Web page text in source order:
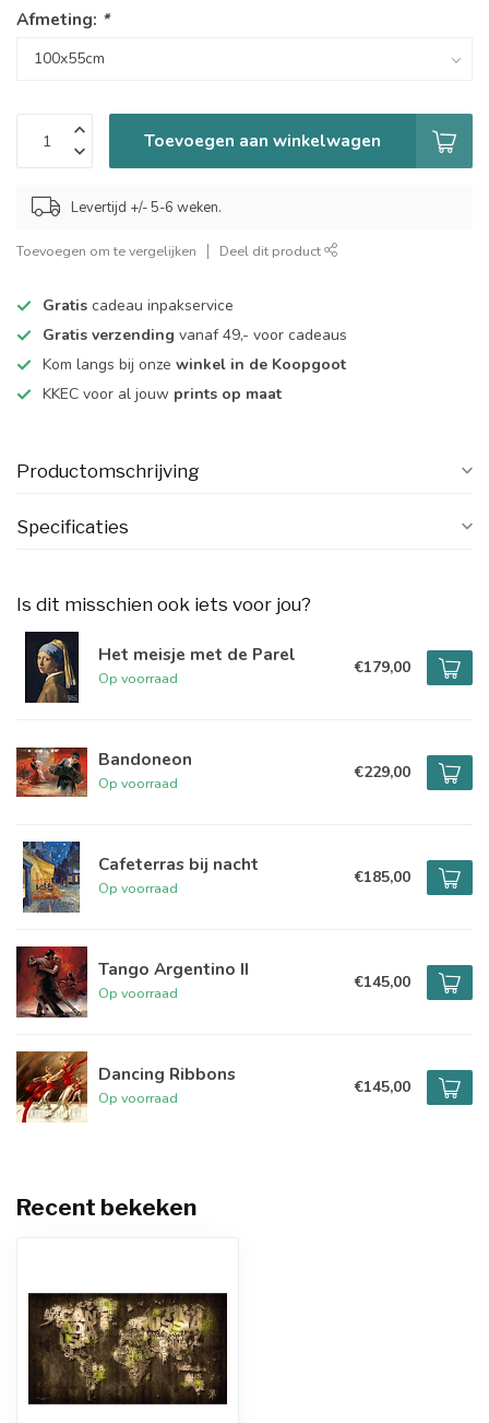
Afmeting: *
Toevoegen aan winkelwagen
Levertijd +/- 5-6 weken.
Toevoegen om te vergelijken Deel dit product
Gratis cadeau inpakservice
Gratis verzending vanaf 49,- voor cadeaus
Kom langs bij onze winkel in de Koopgoot
KKEC voor al jouw prints op maat
Productomschrijving
Specificaties
Is dit misschien ook iets voor jou?
Het meisje met de Parel
Op voorraad
€179,00
Bandoneon
Op voorraad
€229,00
Cafeterras bij nacht
Op voorraad
€185,00
Tango Argentino II
Op voorraad
€145,00
Dancing Ribbons
Op voorraad
€145,00
Recent bekeken